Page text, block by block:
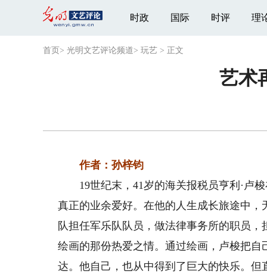
时政 国际 时评 理
首页 > 光明文艺评论频道> 玩艺 > 正文
艺术
作者：孙梓钧
19世纪末，41岁的海关报税员亨利·卢梭
真正的业余爱好。在他的人生成长旅途中
队担任军乐队队员，做法律事务所的职员
绘画的那份热爱之情。通过绘画，卢梭把
达。他自己，也从中得到了巨大的快乐。